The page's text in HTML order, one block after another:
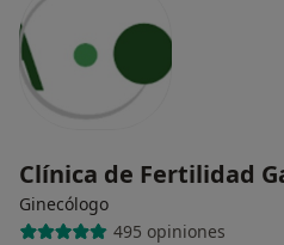
Clínica de Fertilidad
Ginecólogo
495 opiniones